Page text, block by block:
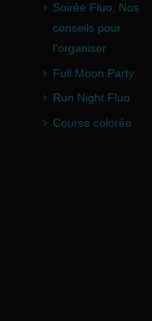
Soirée Fluo, Nos
conseils pour
l'organiser
Full Moon Party
Run Night Fluo
Course colorée